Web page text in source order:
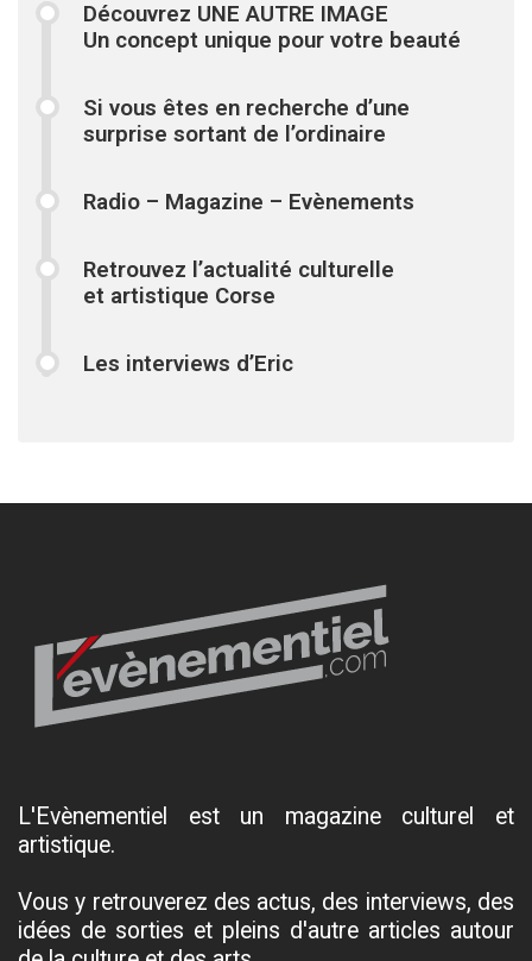
Découvrez UNE AUTRE IMAGE
Un concept unique pour votre beauté
Si vous êtes en recherche d’une
surprise sortant de l’ordinaire
Radio – Magazine – Evènements
Retrouvez l’actualité culturelle
et artistique Corse
Les interviews d’Eric
L'Evènementiel est un magazine culturel et
artistique.
Vous y retrouverez des actus, des interviews, des
idées de sorties et pleins d'autre articles autour